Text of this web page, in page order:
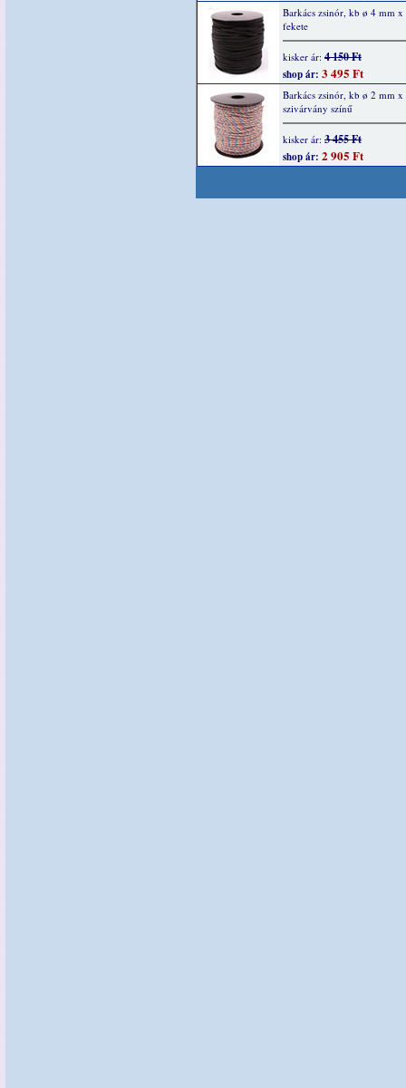
Barkács zsinór, kb ø 4 mm
fekete
kisker ár: 4 150 Ft
shop ár: 3 495 Ft
Barkács zsinór, kb ø 2 mm
szivárvány színű
kisker ár: 3 455 Ft
shop ár: 2 905 Ft